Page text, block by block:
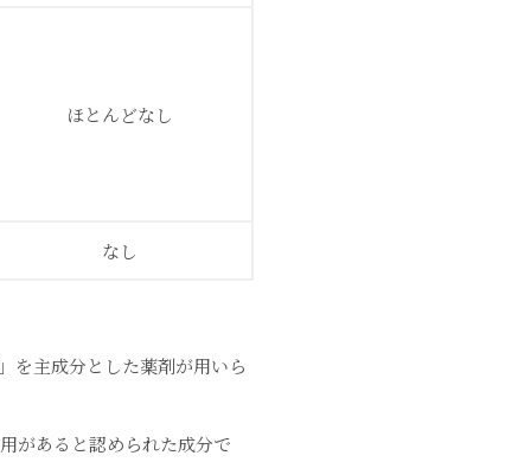
ほとんどなし
なし
を主成分とした薬剤が用いら
があると認められた成分で